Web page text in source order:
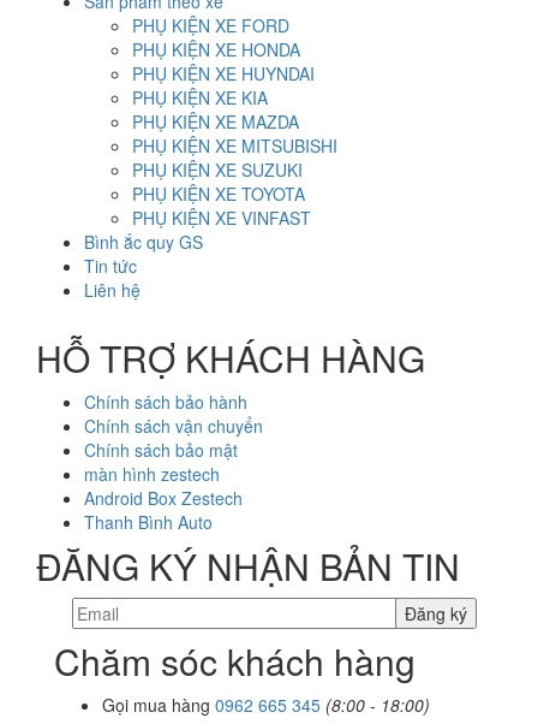
PHỤ KIỆN XE FORD
PHỤ KIỆN XE HONDA
PHỤ KIỆN XE HUYNDAI
PHỤ KIỆN XE KIA
PHỤ KIỆN XE MAZDA
PHỤ KIỆN XE MITSUBISHI
PHỤ KIỆN XE SUZUKI
PHỤ KIỆN XE TOYOTA
PHỤ KIỆN XE VINFAST
Bình ắc quy GS
Tin tức
Liên hệ
HỖ TRỢ KHÁCH HÀNG
Chính sách bảo hành
Chính sách vận chuyển
Chính sách bảo mật
màn hình zestech
Android Box Zestech
Thanh Bình Auto
ĐĂNG KÝ NHẬN BẢN TIN
Chăm sóc khách hàng
Gọi mua hàng 0962 665 345 (8:00 - 18:00)